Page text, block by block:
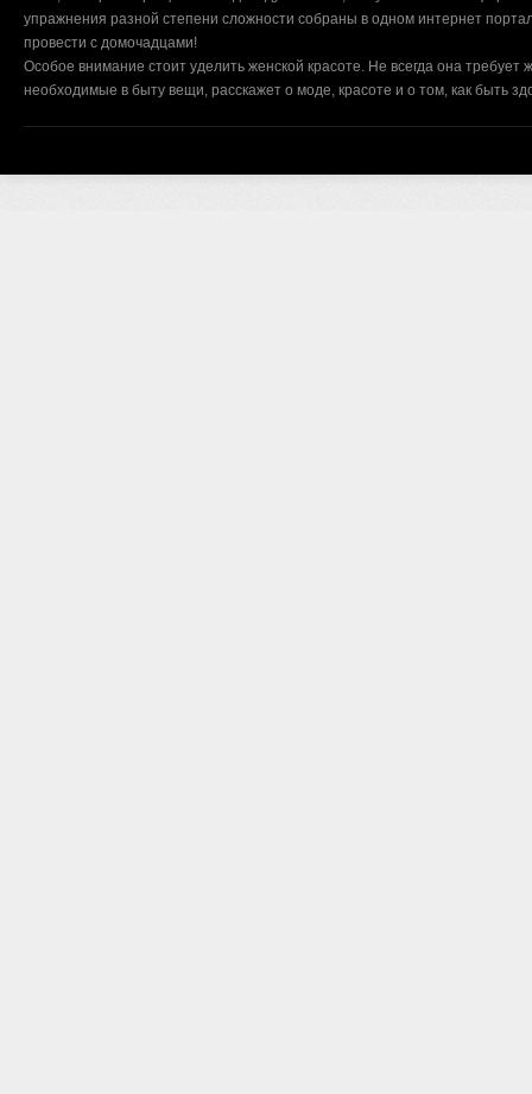
упражнения разной степени сложности собраны в одном интернет
провести с домочадцами!
Особое внимание стоит уделить женской красоте. Не всегда она
необходимые в быту вещи, расскажет о моде, красоте и о том, как быть